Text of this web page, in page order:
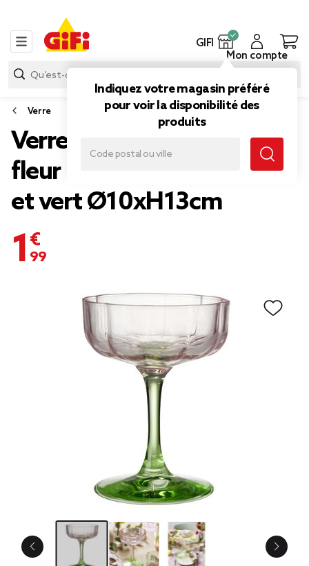
GIFI
Indiquez votre magasin préféré
pour voir la disponibilité des
produits
Mon compte
Verre
Verre à pied 20cl forme
fleur en verre dégradé rose
et vert Ø10xH13cm
1,99 €